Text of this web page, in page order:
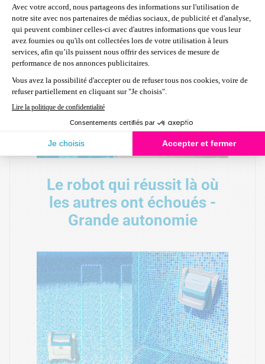
Le robot qui réussit là où
les autres ont échoués -
Grande autonomie